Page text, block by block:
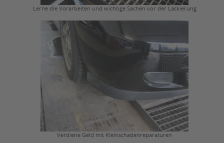
Lerne die Vorarbeiten und wichtige Sachen vor der Lackierung
Verdiene Geld mit Kleinschadenreparaturen